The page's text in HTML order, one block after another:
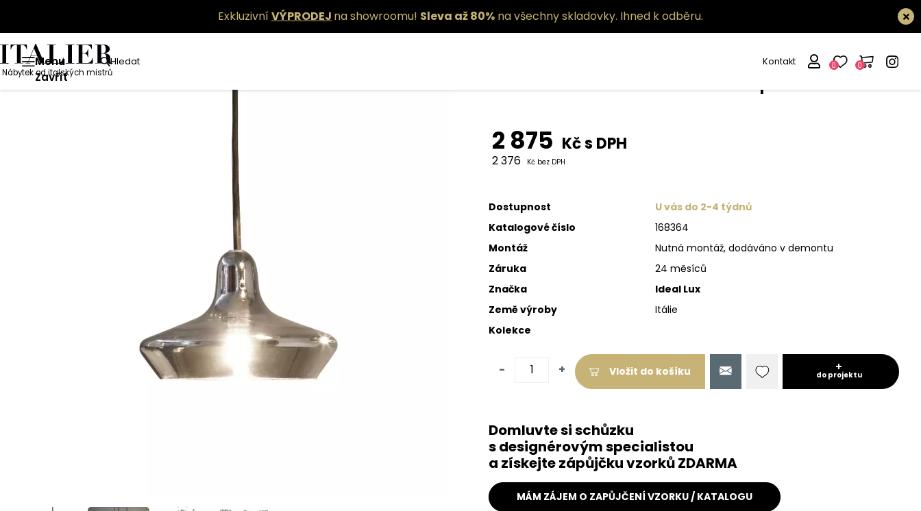
ExkluzivníVÝPRODEJ na showroomu! Sleva až 80% na všechny skladovky. Ihned k odběru.
Menu
Zavřít
Hledat
Nábytek od italských mistrů
Kontakt 0 0
2 875 Kč s DPH
2 376 Kč bez DPH
Dostupnost
U vás do 2-4 týdnů
Katalogové číslo
168364
Montáž
Nutná montáž, dodáváno v demontu
Záruka
24 měsíců
Značka
Ideal Lux
Země výroby
Itálie
Kolekce
- + Vložit do košíku do projektu
Domluvte si schůzku
s designérovým specialistou
a získejte zápůjčku vzorků ZDARMA
MÁM ZÁJEM O ZAPŮJČENÍ VZORKU / KATALOGU